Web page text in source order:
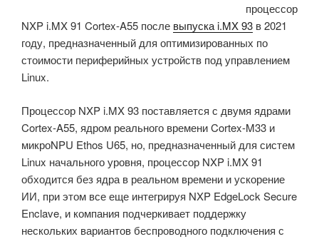
межплатным
разъемом.»
процессор
NXP i.MX 91 Cortex-A55 после выпуска i.MX 93 в 2021
году, предназначенный для оптимизированных по
стоимости периферийных устройств под управлением
Linux.
Процессор NXP i.MX 93 поставляется с двумя ядрами
Cortex-A55, ядром реального времени Cortex-M33 и
микроNPU Ethos U65, но, предназначенный для систем
Linux начального уровня, процессор NXP i.MX 91
обходится без ядра в реальном времени и ускорение
ИИ, при этом все еще интегрируя NXP EdgeLock Secure
Enclave, и компания подчеркивает поддержку
нескольких вариантов беспроводного подключения с